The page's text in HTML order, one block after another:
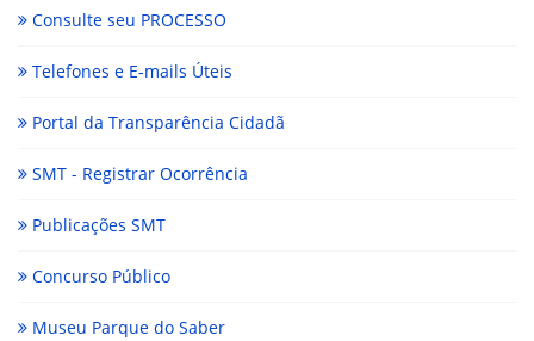
Consulte seu PROCESSO
Telefones e E-mails Úteis
Portal da Transparência Cidadã
SMT - Registrar Ocorrência
Publicações SMT
Concurso Público
Museu Parque do Saber